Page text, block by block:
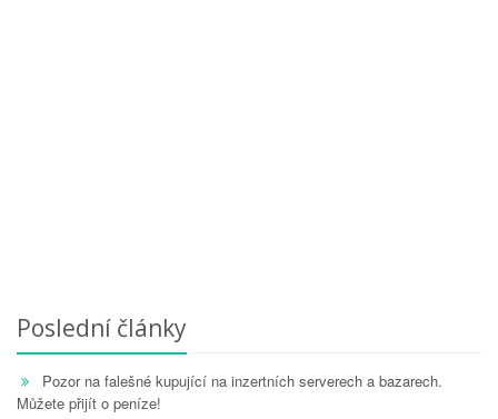
Poslední články
Pozor na falešné kupující na inzertních serverech a bazarech.
Můžete přijít o peníze!